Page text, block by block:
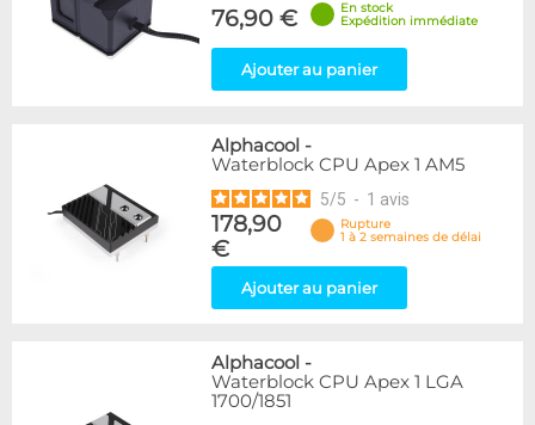
76,90 €
En stock
Expédition immédiate
Ajouter au panier
Alphacool -
Waterblock CPU Apex 1 AM5
5/5 - 1 avis
178,90
€
Rupture
1 à 2 semaines de délai
Ajouter au panier
Alphacool -
Waterblock CPU Apex 1 LGA
1700/1851